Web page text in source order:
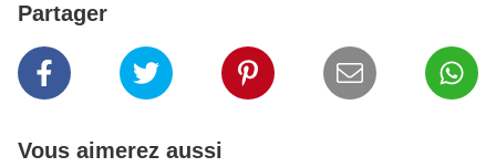
Partager
Vous aimerez aussi